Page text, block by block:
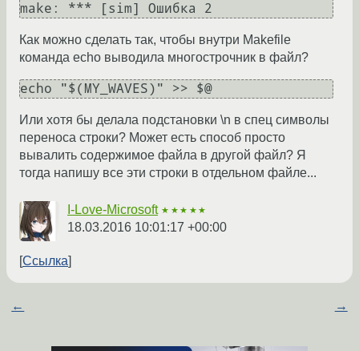
make: *** [sim] Ошибка 2
Как можно сделать так, чтобы внутри Makefile
команда echo выводила многострочник в файл?
echo "$(MY_WAVES)" >> $@
Или хотя бы делала подстановки \n в спец символы
переноса строки? Может есть способ просто
вывалить содержимое файла в другой файл? Я
тогда напишу все эти строки в отдельном файле...
I-Love-Microsoft ★★★★★
18.03.2016 10:01:17 +00:00
Ссылка
← →